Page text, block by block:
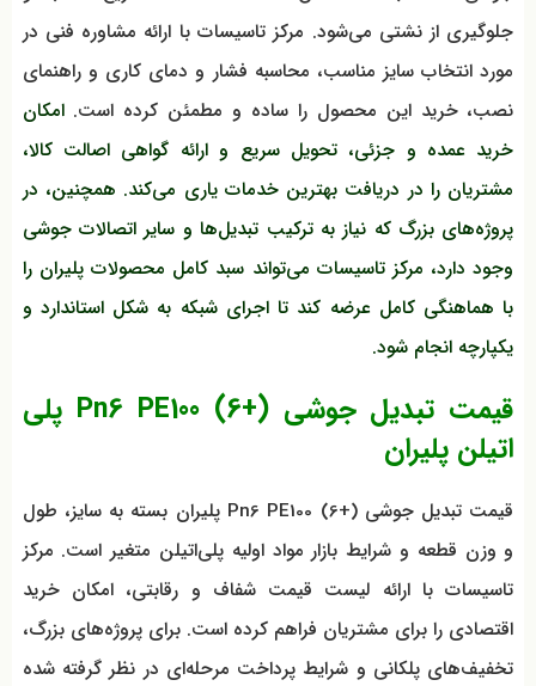
جلوگیری از نشتی می‌شود. مرکز تاسیسات با ارائه مشاوره فنی در
مورد انتخاب سایز مناسب، محاسبه فشار و دمای کاری و راهنمای
نصب، خرید این محصول را ساده و مطمئن کرده است.امکان
خرید عمده و جزئی، تحویل سریع و ارائه گواهی اصالت کالا،
مشتریان را در دریافت بهترین خدمات یاری می‌کند. همچنین، در
پروژه‌های بزرگ که نیاز به ترکیب تبدیل‌ها و سایر اتصالات جوشی
وجود دارد، مرکز تاسیسات می‌تواند سبد کامل محصولات پلیران را
با هماهنگی کامل عرضه کند تا اجرای شبکه به شکل استاندارد و
یکپارچه انجام شود.
قیمت تبدیل جوشی Pn6 PE100 (6+) پلی
اتیلن پلیران
قیمت تبدیل جوشی Pn6 PE100 (6+) پلیران بسته به سایز، طول
و وزن قطعه و شرایط بازار مواد اولیه پلی‌اتیلن متغیر است. مرکز
تاسیسات با ارائه لیست قیمت شفاف و رقابتی، امکان خرید
اقتصادی را برای مشتریان فراهم کرده است. برای پروژه‌های بزرگ،
تخفیف‌های پلکانی و شرایط پرداخت مرحله‌ای در نظر گرفته شده